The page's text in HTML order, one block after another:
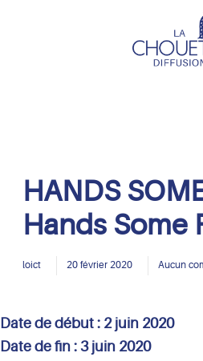
HANDS
Hands Some
loict 20 février 2020 Aucun
Date de début : 2 juin 2020
Date de fin : 3 juin 2020